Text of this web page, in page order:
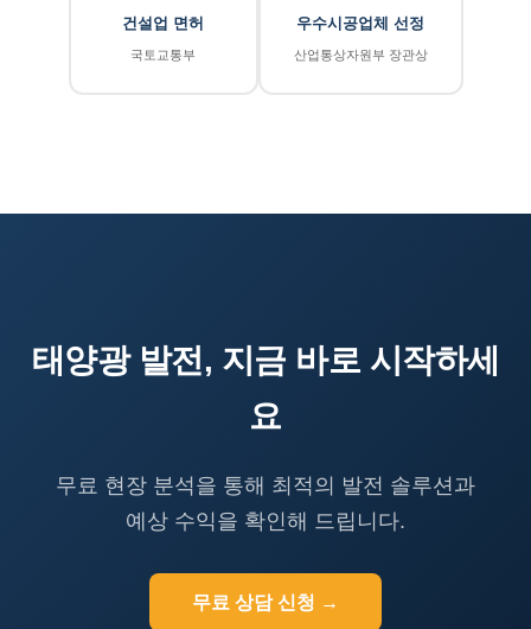
건설업 면허
국토교통부
우수시공업체 선정
산업통상자원부 장관상
태양광 발전, 지금 바로 시작하세
요
무료 현장 분석을 통해 최적의 발전 솔루션과
예상 수익을 확인해 드립니다.
무료 상담 신청 →